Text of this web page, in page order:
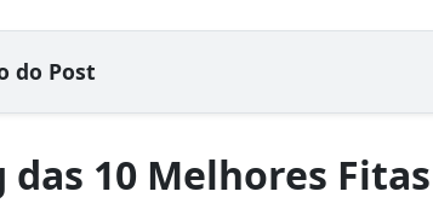
do Post
das 10 Melhores